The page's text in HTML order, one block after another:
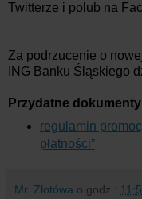
Twitterze i polub na
Za podrzucenie o
ING Banku Śląskiego
Przydatne
regulamin
płatności”
Mr. Złotówa o godz.: